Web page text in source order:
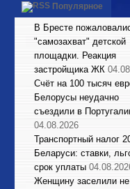
Популярное
В Бресте
"самозахват" детской
площадки. Реакция
застройщика ЖК
Счёт на 100 тысяч
Белорусы неудачно
съездили в
04.08.2026
Транспортный налог
Беларуси: ставки,
срок уплаты
Женщину заселили не